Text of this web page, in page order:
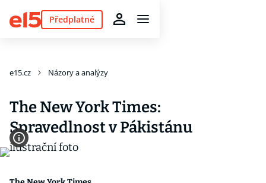
Předplatné
e15.cz Názory a analýzy
The New York Times:
Spravedlnost v Pákistánu